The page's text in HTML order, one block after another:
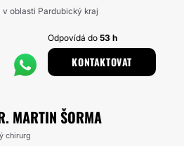
v oblasti Pardubický kraj
Odpovídá do53 h
KONTAKTOVAT
MARTIN ŠORMA
chirurg